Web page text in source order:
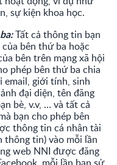
sự kiện khoa học.
Tất cả thông tin bạn
bên thứ ba hoặc
bên trên mạng xã hội
phép bên thứ ba chia
email, giới tính, sinh
đại diện, tên đăng
bè, v.v, … và tất cả
bạn cho phép bên
thông tin cá nhân tài
thông tin) vào mỗi lần
web NNI được đăng